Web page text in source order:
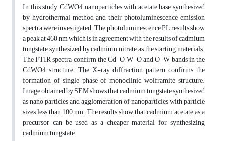
In this study, CdWO4 nanoparticles with acetate base synthesized
by hydrothermal method and their photoluminescence emission
spectra were investigated. The photoluminescence PL results show
a peak at 460 nm which is in agreement with the results of cadmium
tungstate synthesized by cadmium nitrate as the starting materials.
The FTIR spectra confirm the Cd-O, W-O and O-W bands in the
CdWO4 structure. The X-ray diffraction pattern confirms the
formation of single phase of monoclinic wolframite structure.
Image obtained by SEM shows that cadmium tungstate synthesized
as nano particles and agglomeration of nanoparticles with particle
sizes less than 100 nm. The results show that cadmium acetate as a
precursor can be used as a cheaper material for synthesizing
cadmium tungstate.